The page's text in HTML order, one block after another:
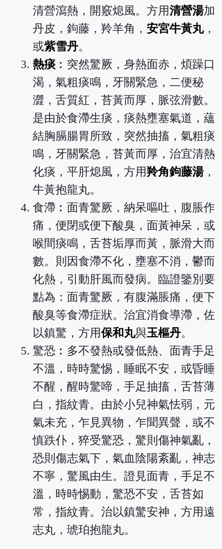
清營瀉熱，開竅熄風。方用清營湯加
丹皮，鉤藤，羚羊角，安宮牛黃丸，
或紫雪丹。
熱痰 ︰突然驚厥，身熱面赤，煩躁口
渴，氣粗痰鳴，牙關緊急，二便秘
澀，舌質紅，苔黃而厚，脈弦滑數。
是由於食滯生痰，痰熱壅塞氣道，蘊
結胸膈腸胃所致，突然抽搐，氣粗痰
鳴，牙關緊急，苔黃而厚，治宜清熱
化痰，平肝熄風，方用羚角鉤藤湯，
牛黃抱龍丸。
食滯︰面青驚厥，納呆嘔吐，腹脹作
痛，便閉或便下酸臭，面黃神呆，或
喉間痰鳴，舌苔垢厚而黃，脈滑大而
數。則因食滯不化，壅塞不消，鬱而
化熱，引動肝風而發病。臨證鑒別要
點為：面青驚厥，有腹滿脹痛，便下
酸臭等食滯症狀。治宜消食導滯，佐
以鎮驚，方用保和丸與玉樞丹。
驚恐︰多不發熱或發低熱、面青手足
不溫，時時驚惕，睡眠不安，或昏睡
不醒，醒時驚啼，手足抽搐，舌苔薄
白，指紋青。由於小兒神氣怯弱，元
氣未充，乍見異物，乍聞異聲，或不
慎跌仆，猝受驚恐，驚則傷神氣亂，
恐則傷志氣下，氣血陰陽紊亂，神志
不寧，驚風由生。證見面青，手足不
溫，時時惕動，驚恐不安，舌苔如
常，指紋青。治以鎮驚安神，方用遠
志丸，琥珀抱龍丸。